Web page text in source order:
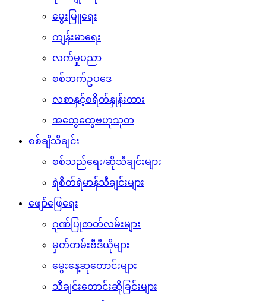
မွေးမြူရေး
ကျန်းမာရေး
လက်မှုပညာ
စစ်ဘက်ဥပဒေ
လစာနှင့်စရိတ်နှုန်းထား
အထွေထွေဗဟုသုတ
စစ်ချီသီချင်း
စစ်သည်ရေး/ဆိုသီချင်းများ
ရဲစိတ်ရဲမာန်သီချင်းများ
ဖျော်ဖြေရေး
ဂုဏ်ပြုဇာတ်လမ်းများ
မှတ်တမ်းဗီဒီယိုများ
မွေးနေ့ဆုတောင်းများ
သီချင်းတောင်းဆိုခြင်းများ